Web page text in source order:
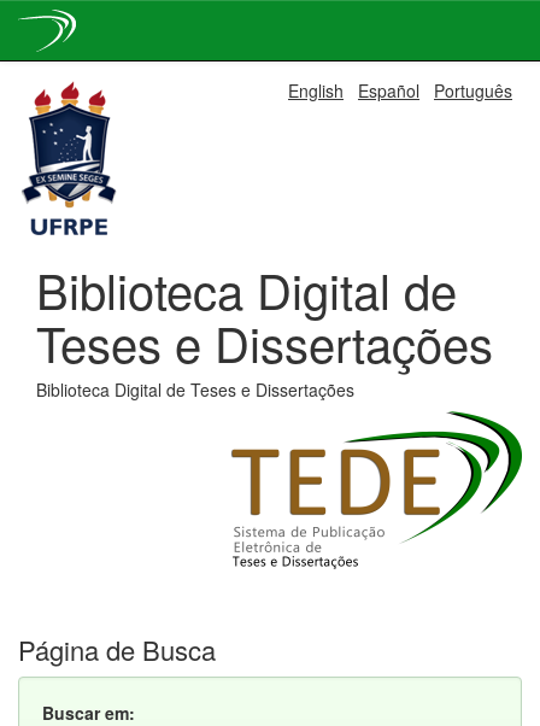
navigation
English Español Português
Biblioteca Digital de
Teses e Dissertações
Biblioteca Digital de Teses e Dissertações
Página de Busca
Buscar em: